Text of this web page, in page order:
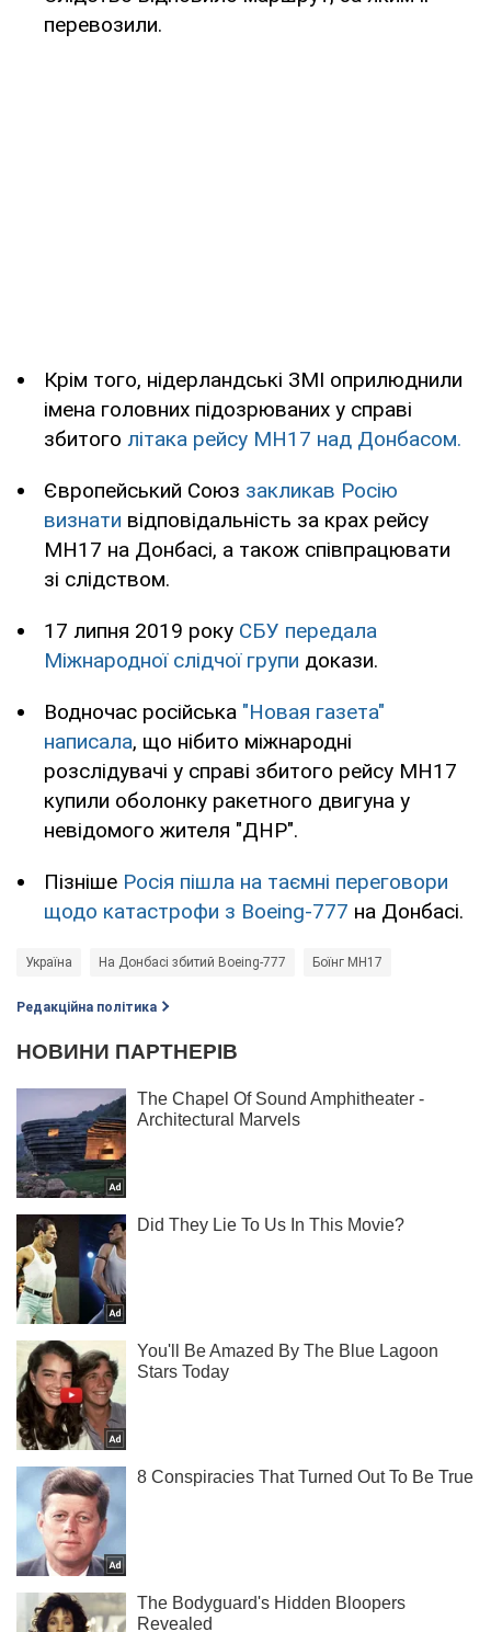
перевозили.
Крім того, нідерландські ЗМІ оприлюднили
імена головних підозрюваних у справі
збитого літака рейсу МН17 над Донбасом.
Європейський Союз закликав Росію
визнати відповідальність за крах рейсу
MH17 на Донбасі, а також співпрацювати
зі слідством.
17 липня 2019 року СБУ передала
Міжнародної слідчої групи докази.
Водночас російська "Новая газета"
написала, що нібито міжнародні
розслідувачі у справі збитого рейсу МН17
купили оболонку ракетного двигуна у
невідомого жителя "ДНР".
Пізніше Росія пішла на таємні переговори
щодо катастрофи з Boeing-777 на Донбасі.
Україна На Донбасі збитий Boeing-777 Боїнг МН17
Редакційна політика